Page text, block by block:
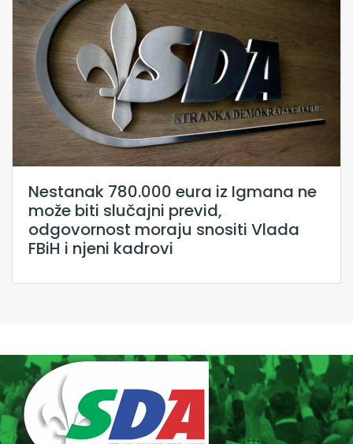
Nestanak 780.000 eura iz Igmana ne
može biti slučajni previd,
odgovornost moraju snositi Vlada
FBiH i njeni kadrovi